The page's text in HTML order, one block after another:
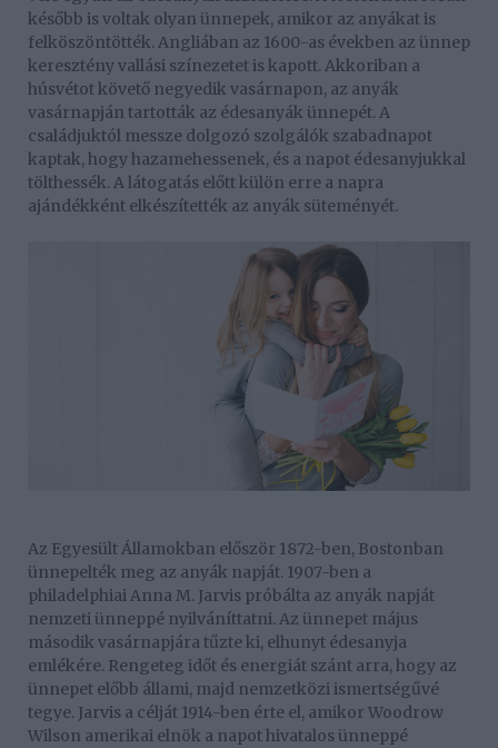
később is voltak olyan ünnepek, amikor az anyákat is
felköszöntötték. Angliában az 1600-as években az ünnep
keresztény vallási színezetet is kapott. Akkoriban a
húsvétot követő negyedik vasárnapon, az anyák
vasárnapján tartották az édesanyák ünnepét. A
családjuktól messze dolgozó szolgálók szabadnapot
kaptak, hogy hazamehessenek, és a napot édesanyjukkal
tölthessék. A látogatás előtt külön erre a napra
ajándékként elkészítették az anyák süteményét.
Az Egyesült Államokban először 1872-ben, Bostonban
ünnepelték meg az anyák napját. 1907-ben a
philadelphiai Anna M. Jarvis próbálta az anyák napját
nemzeti ünneppé nyilváníttatni. Az ünnepet május
második vasárnapjára tűzte ki, elhunyt édesanyja
emlékére. Rengeteg időt és energiát szánt arra, hogy az
ünnepet előbb állami, majd nemzetközi ismertségűvé
tegye. Jarvis a célját 1914-ben érte el, amikor Woodrow
Wilson amerikai elnök a napot hivatalos ünneppé